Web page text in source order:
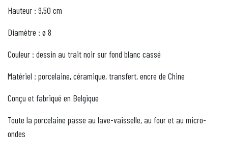
Hauteur : 9,50 cm
Diamètre : ø 8
Couleur : dessin au trait noir sur fond blanc cassé
Matériel : porcelaine, céramique, transfert, encre de Chine
Conçu et fabriqué en Belgique
Toute la porcelaine passe au lave-vaisselle, au four et au micro-
ondes